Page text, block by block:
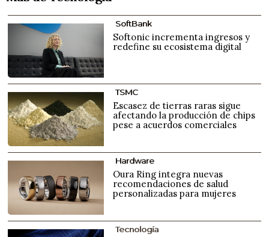
SoftBank
Softonic incrementa ingresos y
redefine su ecosistema digital
TSMC
Escasez de tierras raras sigue
afectando la producción de chips
pese a acuerdos comerciales
Hardware
Oura Ring integra nuevas
recomendaciones de salud
personalizadas para mujeres
Tecnología